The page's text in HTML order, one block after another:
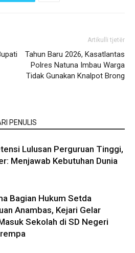
Artikulli tjetër
Tahun Baru 2026, Kasatlantas
Polres Natuna Imbau Warga
Tidak Gunakan Knalpot Brong
PENULIS
Lulusan Perguruan Tinggi,
Menjawab Kebutuhan Dunia
Bagian Hukum Setda
Anambas, Kejari Gelar
Sekolah di SD Negeri